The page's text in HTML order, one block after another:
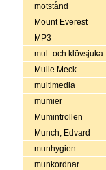
motstånd
Mount Everest
MP3
mul- och klövsjuka
Mulle Meck
multimedia
mumier
Mumintrollen
Munch, Edvard
munhygien
munkordnar